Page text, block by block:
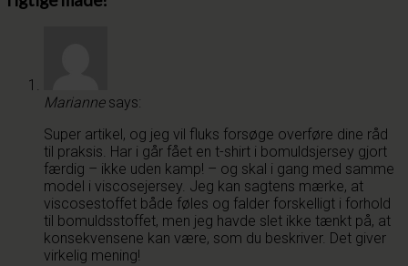
Marianne says:
Super artikel, og jeg vil fluks forsøge overføre dine råd
til praksis. Har i går fået en t-shirt i bomuldsjersey gjort
færdig – ikke uden kamp! – og skal i gang med samme
model i viscosejersey. Jeg kan sagtens mærke, at
viscosestoffet både føles og falder forskelligt i forhold
til bomuldsstoffet, men jeg havde slet ikke tænkt på, at
konsekvensene kan være, som du beskriver. Det giver
virkelig mening!